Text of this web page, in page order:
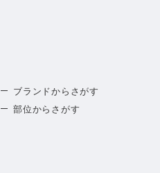
ブランドからさがす
部位からさがす